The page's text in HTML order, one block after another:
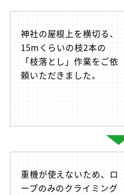
神社の屋根上を横切る、
15mくらいの枝2本の
「枝落とし」作業をご依
頼いただきました。
重機が使えないため、ロ
ープのみのクライミング